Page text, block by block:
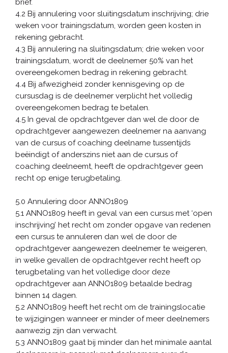
brief.
4.2 Bij annulering voor sluitingsdatum inschrijving; drie
weken voor trainingsdatum, worden geen kosten in
rekening gebracht.
4.3 Bij annulering na sluitingsdatum; drie weken voor
trainingsdatum, wordt de deelnemer 50% van het
overeengekomen bedrag in rekening gebracht.
4.4 Bij afwezigheid zonder kennisgeving op de
cursusdag is de deelnemer verplicht het volledig
overeengekomen bedrag te betalen.
4.5 In geval de opdrachtgever dan wel de door de
opdrachtgever aangewezen deelnemer na aanvang
van de cursus of coaching deelname tussentijds
beëindigt of anderszins niet aan de cursus of
coaching deelneemt, heeft de opdrachtgever geen
recht op enige terugbetaling.
5.0 Annulering door ANNO1809
5.1 ANNO1809 heeft in geval van een cursus met ‘open
inschrijving’ het recht om zonder opgave van redenen
een cursus te annuleren dan wel de door de
opdrachtgever aangewezen deelnemer te weigeren,
in welke gevallen de opdrachtgever recht heeft op
terugbetaling van het volledige door deze
opdrachtgever aan ANNO1809 betaalde bedrag
binnen 14 dagen.
5.2 ANNO1809 heeft het recht om de trainingslocatie
te wijzigingen wanneer er minder of meer deelnemers
aanwezig zijn dan verwacht.
5.3 ANNO1809 gaat bij minder dan het minimale aantal